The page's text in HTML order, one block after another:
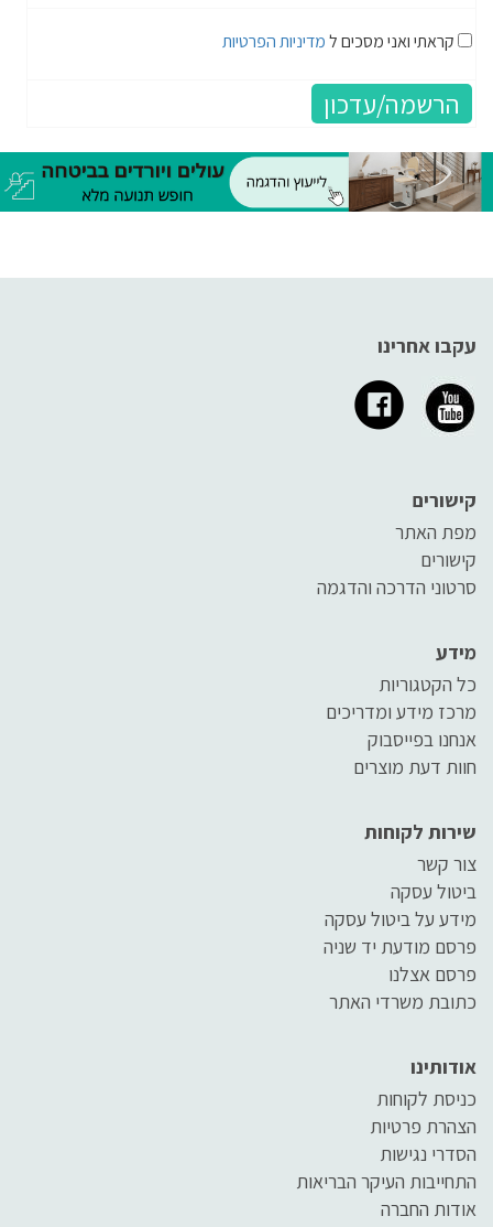
קראתי ואני מסכים למדיניות הפרטיות
עקבו אחרינו
קישורים
מפת האתר
קישורים
סרטוני הדרכה והדגמה
מידע
כל הקטגוריות
מרכז מידע ומדריכים
אנחנו בפייסבוק
חוות דעת מוצרים
שירות לקוחות
צור קשר
ביטול עסקה
מידע על ביטול עסקה
פרסם מודעת יד שניה
פרסם אצלנו
כתובת משרדי האתר
אודותינו
כניסת לקוחות
הצהרת פרטיות
הסדרי נגישות
התחייבות העיקר הבריאות
אודות החברה